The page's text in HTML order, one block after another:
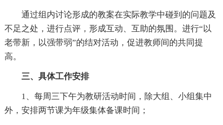
通过组内讨论形成的教案在实际教学中碰到的问题及
不足之处，进行点评，形成互动、互助的氛围。进行“以
老带新，以强带弱”的结对活动，促进教师间的共同提
高。
三、具体工作安排
1、每周三下午为教研活动时间，除大组、小组集中
外，安排两节课为年级集体备课时间；